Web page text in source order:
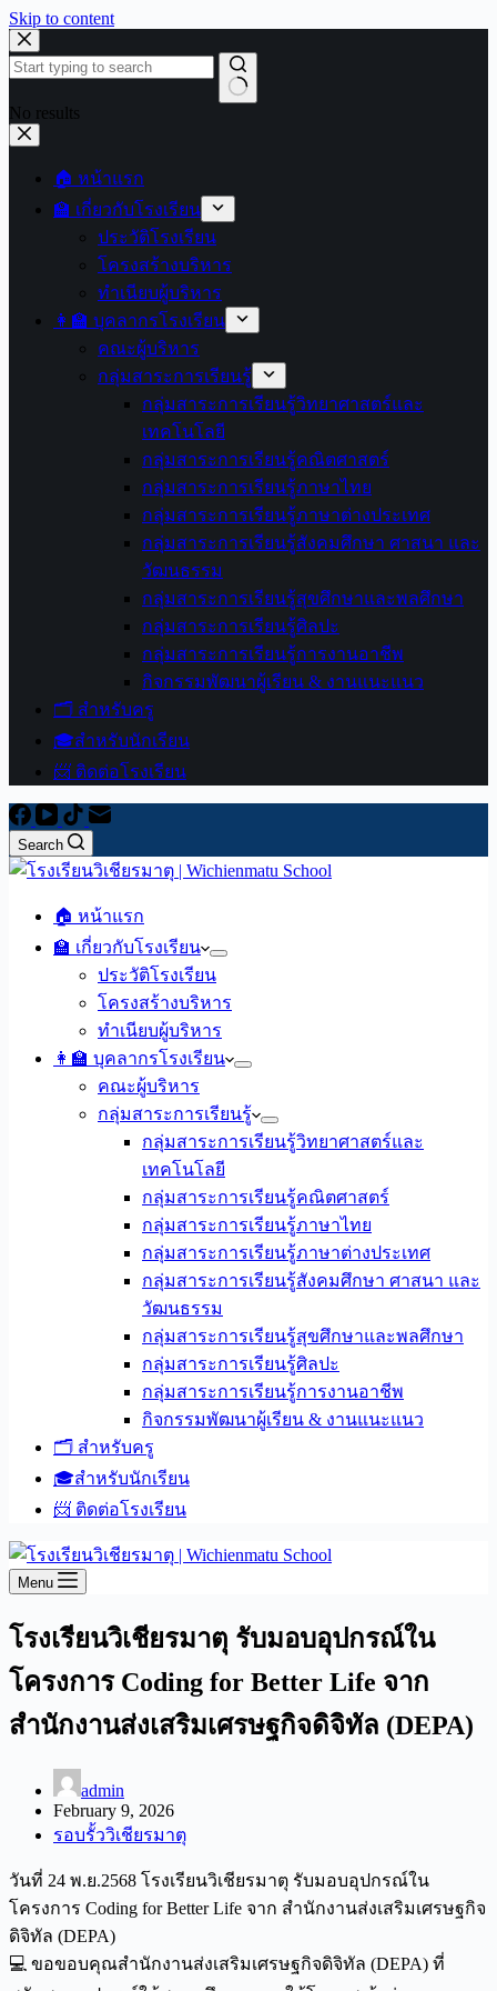
Skip to content
No results
🏠 หน้าแรก
🏫 เกี่ยวกับโรงเรียน
ประวัติโรงเรียน
โครงสร้างบริหาร
ทำเนียบผู้บริหาร
👩‍🏫 บุคลากรโรงเรียน
คณะผู้บริหาร
กลุ่มสาระการเรียนรู้
กลุ่มสาระการเรียนรู้วิทยาศาสตร์และ
เทคโนโลยี
กลุ่มสาระการเรียนรู้คณิตศาสตร์
กลุ่มสาระการเรียนรู้ภาษาไทย
กลุ่มสาระการเรียนรู้ภาษาต่างประเทศ
กลุ่มสาระการเรียนรู้สังคมศึกษา ศาสนา และ
วัฒนธรรม
กลุ่มสาระการเรียนรู้สุขศึกษาและพลศึกษา
กลุ่มสาระการเรียนรู้ศิลปะ
กลุ่มสาระการเรียนรู้การงานอาชีพ
กิจกรรมพัฒนาผู้เรียน & งานแนะแนว
🗂️ สำหรับครู
🎓สำหรับนักเรียน
📨 ติดต่อโรงเรียน
Search
🏠 หน้าแรก
🏫 เกี่ยวกับโรงเรียน
ประวัติโรงเรียน
โครงสร้างบริหาร
ทำเนียบผู้บริหาร
👩‍🏫 บุคลากรโรงเรียน
คณะผู้บริหาร
กลุ่มสาระการเรียนรู้
กลุ่มสาระการเรียนรู้วิทยาศาสตร์และ
เทคโนโลยี
กลุ่มสาระการเรียนรู้คณิตศาสตร์
กลุ่มสาระการเรียนรู้ภาษาไทย
กลุ่มสาระการเรียนรู้ภาษาต่างประเทศ
กลุ่มสาระการเรียนรู้สังคมศึกษา ศาสนา และ
วัฒนธรรม
กลุ่มสาระการเรียนรู้สุขศึกษาและพลศึกษา
กลุ่มสาระการเรียนรู้ศิลปะ
กลุ่มสาระการเรียนรู้การงานอาชีพ
กิจกรรมพัฒนาผู้เรียน & งานแนะแนว
🗂️ สำหรับครู
🎓สำหรับนักเรียน
📨 ติดต่อโรงเรียน
Menu
โรงเรียนวิเชียรมาตุ รับมอบอุปกรณ์ใน
โครงการ Coding for Better Life จาก
สำนักงานส่งเสริมเศรษฐกิจดิจิทัล (DEPA)
admin
February 9, 2026
รอบรั้ววิเชียรมาตุ
วันที่ 24 พ.ย.2568 โรงเรียนวิเชียรมาตุ รับมอบอุปกรณ์ใน
โครงการ Coding for Better Life จาก สำนักงานส่งเสริมเศรษฐกิจ
ดิจิทัล (DEPA)
💻 ขอขอบคุณสำนักงานส่งเสริมเศรษฐกิจดิจิทัล (DEPA) ที่